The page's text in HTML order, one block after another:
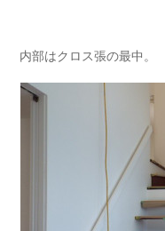
内部はクロス張の最中。